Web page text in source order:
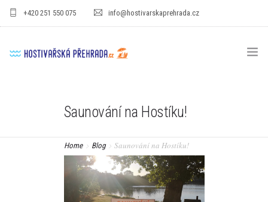
+420 251 550 075 info@hostivarskaprehrada.cz
Saunování na Hostíku!
Home Blog Saunování na Hostíku!